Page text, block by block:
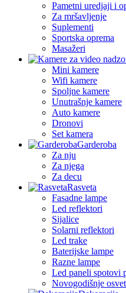
Pametni uredjaji i
Za mršavljenje
Suplementi
Sportska oprema
Masažeri
Mini kamere
Wifi kamere
Spoljne kamere
Unutrašnje kamere
Auto kamere
Dronovi
Set kamera
Garderoba
Za nju
Za njega
Za decu
Rasveta
Fasadne lampe
Led reflektori
Sijalice
Solarni reflektori
Led trake
Baterijske lampe
Razne lampe
Led paneli spotovi
Novogodišnje